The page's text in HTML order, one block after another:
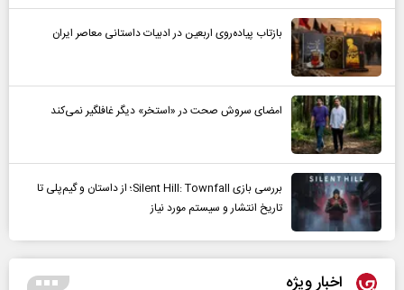
بازتاب پیاده‌روی اربعین در ادبیات داستانی معاصر ایران
امضای سروش صحت در «استخر» دیگر غافلگیر نمی‌کند
بررسی بازی Silent Hill: Townfall؛ از داستان و گیم‌پلی تا
تاریخ انتشار و سیستم مورد نیاز
اخبار ویژه